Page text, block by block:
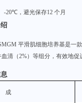
-20℃，避光保存12 个月
平滑肌细胞培养基是一
血清（2%）等组分，有效地